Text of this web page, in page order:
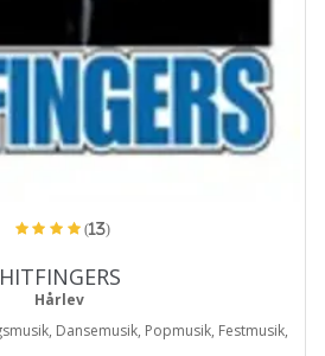
(13)
HITFINGERS
Hårlev
Dansemusik, Popmusik, Festmusik,